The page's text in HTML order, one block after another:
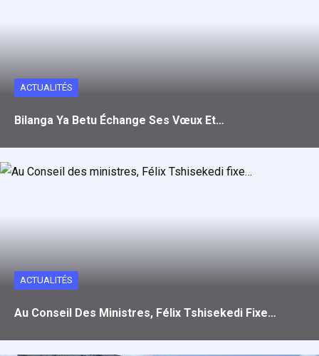
ACTUALITÉS
Bilanga Ya Betu Échange Ses Vœux Et…
ACTUALITÉS
Au Conseil Des Ministres, Félix Tshisekedi Fixe…